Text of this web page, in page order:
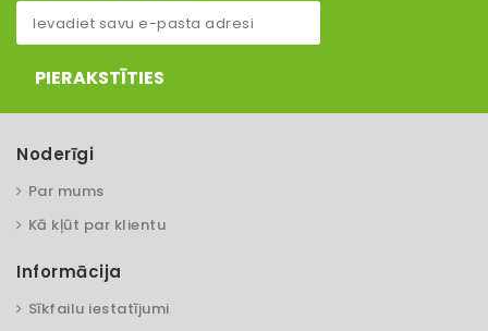
PIERAKSTĪTIES
Noderīgi
Par mums
Kā kļūt par klientu
Informācija
Sīkfailu iestatījumi